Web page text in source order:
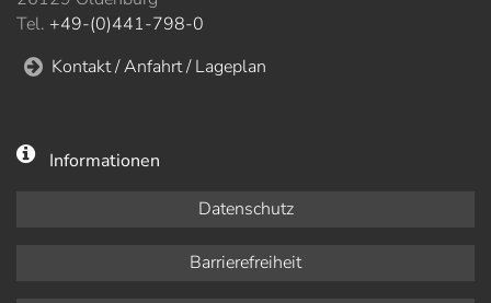
Tel. +49-(0)441-798-0
Kontakt / Anfahrt / Lageplan
Informationen
Datenschutz
Barrierefreiheit